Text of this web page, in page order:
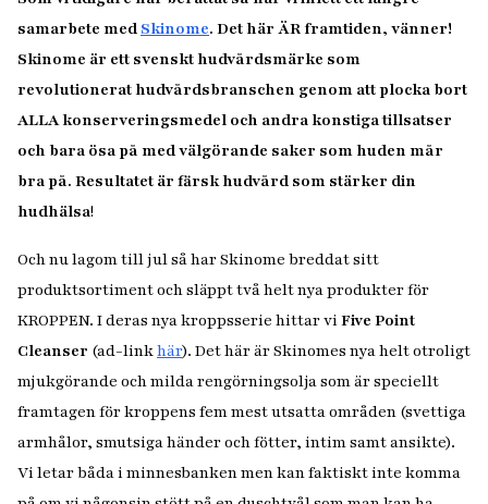
samarbete med Skinome. Det här ÄR framtiden, vänner!
Skinome är ett svenskt hudvårdsmärke som
revolutionerat hudvårdsbranschen genom att plocka bort
ALLA konserveringsmedel och andra konstiga tillsatser
och bara ösa på med välgörande saker som huden mår
bra på. Resultatet är färsk hudvård som stärker din
hudhälsa!
Och nu lagom till jul så har Skinome breddat sitt
produktsortiment och släppt två helt nya produkter för
KROPPEN. I deras nya kroppsserie hittar viFive Point
Cleanser (ad-linkhär). Det här är Skinomes nya helt otroligt
mjukgörande och milda rengörningsolja som är speciellt
framtagen för kroppens fem mest utsatta områden (svettiga
armhålor, smutsiga händer och fötter, intim samt ansikte).
Vi letar båda i minnesbanken men kan faktiskt inte komma